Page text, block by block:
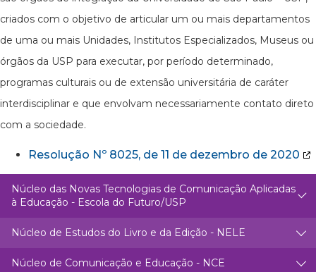
criados com o objetivo de articular um ou mais departamentos
de uma ou mais Unidades, Institutos Especializados, Museus ou
órgãos da USP para executar, por período determinado,
programas culturais ou de extensão universitária de caráter
interdisciplinar e que envolvam necessariamente contato direto
com a sociedade.
Resolução Nº 8025, de 11 de dezembro de 2020
Núcleo das Novas Tecnologias de Comunicação Aplicadas
à Educação - Escola do Futuro/USP
Núcleo de Estudos do Livro e da Edição - NELE
Núcleo de Comunicação e Educação - NCE